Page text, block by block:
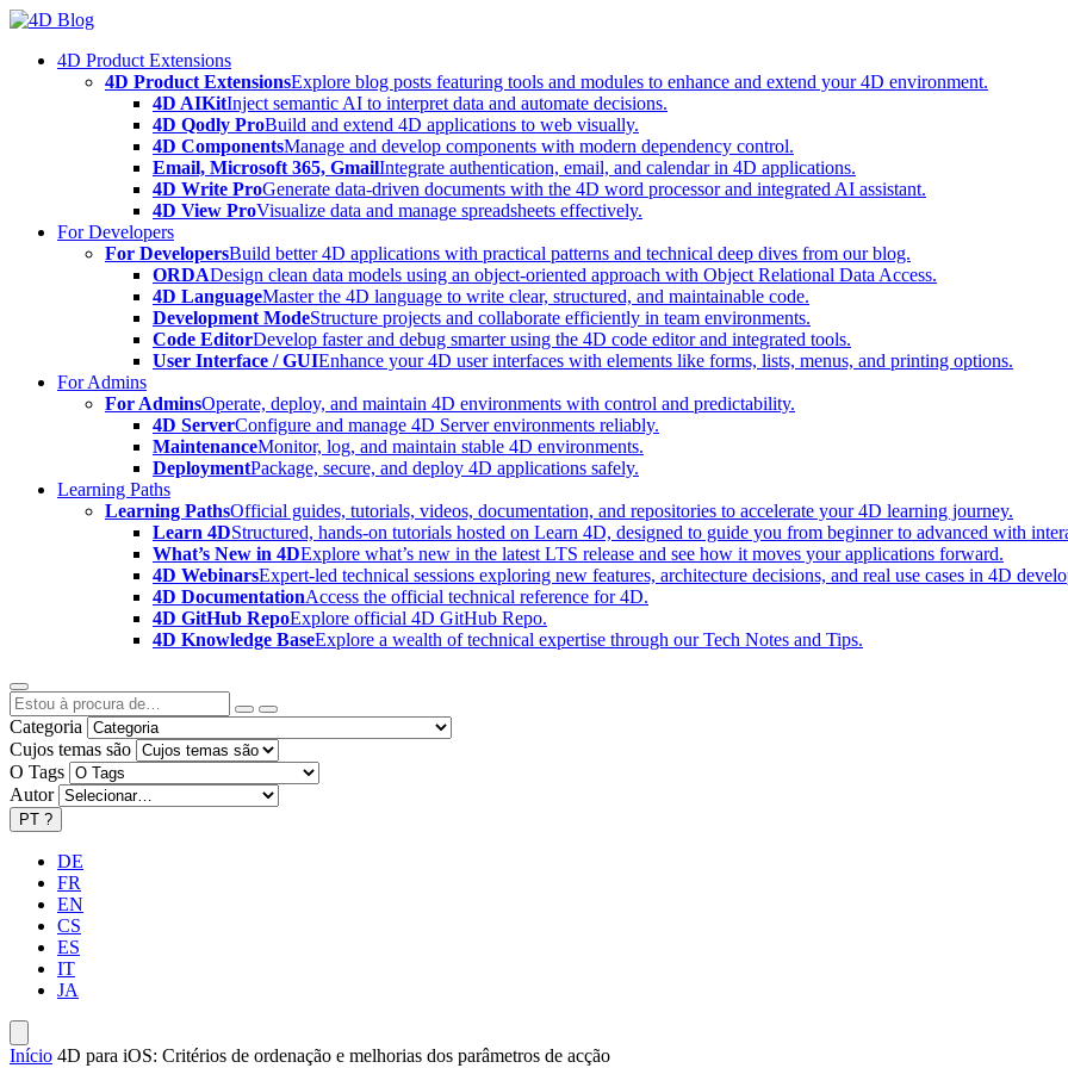
Skip
content4D Product Extensions
4D Product ExtensionsExplore blog posts featuring tools and modules to enhance and extend your 4D environment.
4D AIKitInject semantic AI to interpret data and automate decisions.
4D Qodly ProBuild and extend 4D applications to web visually.
4D ComponentsManage and develop components with modern dependency control.
Email, Microsoft 365, GmailIntegrate authentication, email, and calendar in 4D applications.
4D Write ProGenerate data-driven documents with the 4D word processor and integrated AI assistant.
4D View ProVisualize data and manage spreadsheets effectively.
For Developers
For DevelopersBuild better 4D applications with practical patterns and technical deep dives from our blog.
ORDADesign clean data models using an object-oriented approach with Object Relational Data Access.
4D LanguageMaster the 4D language to write clear, structured, and maintainable code.
Development ModeStructure projects and collaborate efficiently in team environments.
Code EditorDevelop faster and debug smarter using the 4D code editor and integrated tools.
User Interface / GUIEnhance your 4D user interfaces with elements like forms, lists, menus, and printing options.
For Admins
For AdminsOperate, deploy, and maintain 4D environments with control and predictability.
4D ServerConfigure and manage 4D Server environments reliably.
MaintenanceMonitor, log, and maintain stable 4D environments.
DeploymentPackage, secure, and deploy 4D applications safely.
Learning Paths
Learning PathsOfficial guides, tutorials, videos, documentation, and repositories to accelerate your 4D learning journey.
Learn 4DStructured, hands-on tutorials hosted on Learn 4D, designed to guide you from beginner to advanced with
What’s New in 4DExplore what’s new in the latest LTS release and see how it moves your applications forward.
4D WebinarsExpert-led technical sessions exploring new features, architecture decisions, and real use cases in 4D
4D DocumentationAccess the official technical reference for 4D.
4D GitHub RepoExplore official 4D GitHub Repo.
4D Knowledge BaseExplore a wealth of technical expertise through our Tech Notes and Tips.
Categoria
Cujos temas são
O Tags
Autor
PT ?
DE
FR
EN
CS
ES
IT
JA
Início 4D para iOS: Critérios de ordenação e melhorias dos parâmetros de acção